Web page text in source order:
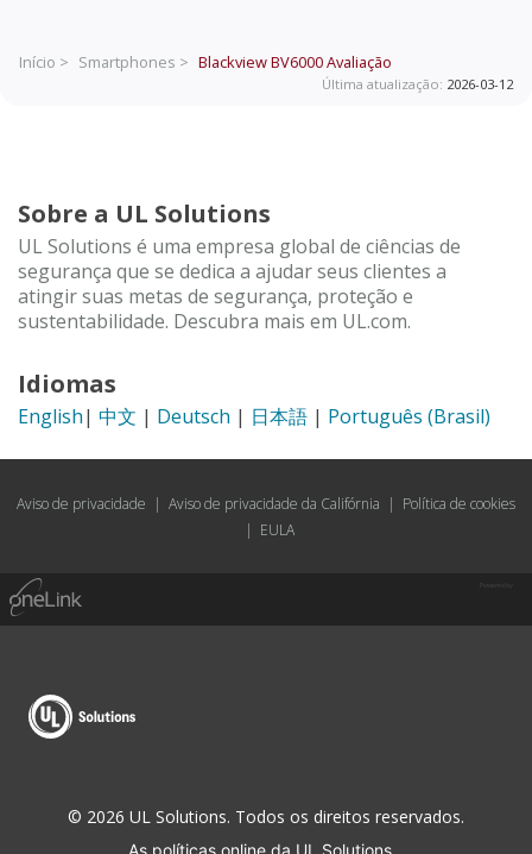
Início > Smartphones > Blackview BV6000Avaliação
Última atualização: 2026-03-12
Sobre a UL Solutions
UL Solutions é uma empresa global de ciências de
segurança que se dedica a ajudar seus clientes a
atingir suas metas de segurança, proteção e
sustentabilidade. Descubra mais em UL.com.
Idiomas
English| 中文 | Deutsch | 日本語 | Português (Brasil)
Aviso de privacidade | Aviso de privacidade da Califórnia | Política de cookies
| EULA
© 2026 UL Solutions. Todos os direitos reservados.